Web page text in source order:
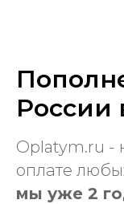
России
Oplatym.ru -
оплате
мы уже 2